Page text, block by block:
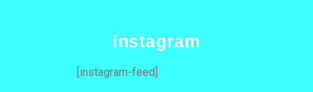
instagram
[instagram-feed]